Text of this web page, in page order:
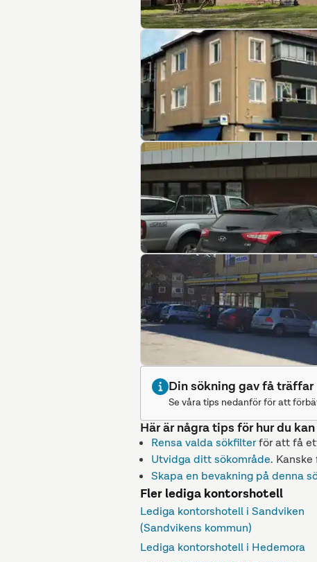
Din sökning gav få träffar
Se våra tips nedanför för att
Här är några tips för hur du
Rensa valda sökfilterför att få
Utvidga ditt sökområde.
Skapa en bevakning på denna
Fler lediga kontorshotell
Lediga kontorshotell i Sandviken
(Sandvikens kommun)
Lediga kontorshotell i Hedemora